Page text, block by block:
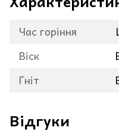
Час горіння
Віск
Гніт
Відгуки